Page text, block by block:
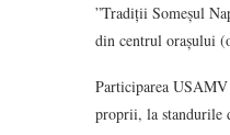
”Tradiții Someșul
din centrul orașului
Participarea
proprii, la standurile